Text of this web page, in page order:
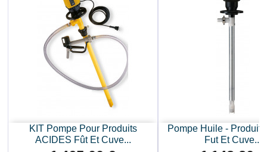
KIT Pompe Pour Produits
ACIDES Fût Et Cuve...
Pompe Huile - Produit
Fut Et Cuve...